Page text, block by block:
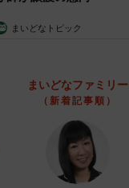
まいどなトピック
まいどなファミリー
（新着記事順）